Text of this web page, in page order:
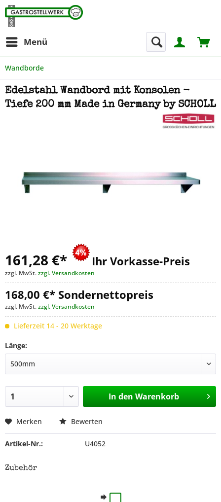
Menü
Wandborde
Edelstahl Wandbord mit Konsolen -
Tiefe 200 mm Made in Germany by SCHOLL
161,28 €* Ihr Vorkasse-Preis
zzgl. MwSt.zzgl. Versandkosten
168,00 €* Sondernettopreis
zzgl. MwSt.zzgl. Versandkosten
Lieferzeit 14 - 20 Werktage
Länge:
In den Warenkorb
Merken Bewerten
Artikel-Nr.: U4052
Zubehör